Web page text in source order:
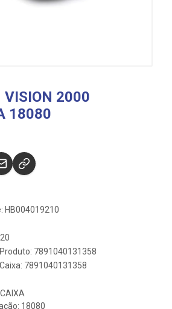
VISION 2000
18080
HB004019210
7891040131358
7891040131358
18080